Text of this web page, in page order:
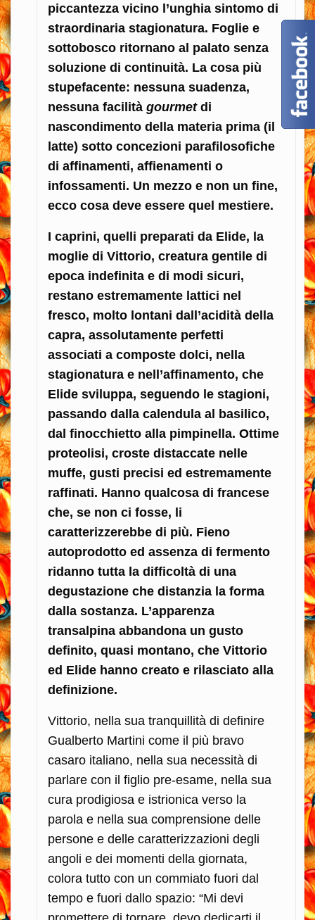
piccantezza vicino l’unghia sintomo di
straordinaria stagionatura. Foglie e
sottobosco ritornano al palato senza
soluzione di continuità. La cosa più
stupefacente: nessuna suadenza,
nessuna facilità gourmetdi
nascondimento della materia prima (il
latte) sotto concezioni parafilosofiche
di affinamenti, affienamenti o
infossamenti. Un mezzo e non un fine,
ecco cosa deve essere quel mestiere.
I caprini, quelli preparati da Elide, la
moglie di Vittorio, creatura gentile di
epoca indefinita e di modi sicuri,
restano estremamente lattici nel
fresco, molto lontani dall’acidità della
capra, assolutamente perfetti
associati a composte dolci, nella
stagionatura e nell’affinamento, che
Elide sviluppa, seguendo le stagioni,
passando dalla calendula al basilico,
dal finocchietto alla pimpinella. Ottime
proteolisi, croste distaccate nelle
muffe, gusti precisi ed estremamente
raffinati. Hanno qualcosa di francese
che, se non ci fosse, li
caratterizzerebbe di più. Fieno
autoprodotto ed assenza di fermento
ridanno tutta la difficoltà di una
degustazione che distanzia la forma
dalla sostanza. L’apparenza
transalpina abbandona un gusto
definito, quasi montano, che Vittorio
ed Elide hanno creato e rilasciato alla
definizione.
Vittorio, nella sua tranquillità di definire
Gualberto Martini come il più bravo
casaro italiano, nella sua necessità di
parlare con il figlio pre-esame, nella sua
cura prodigiosa e istrionica verso la
parola e nella sua comprensione delle
persone e delle caratterizzazioni degli
angoli e dei momenti della giornata,
colora tutto con un commiato fuori dal
tempo e fuori dallo spazio: “Mi devi